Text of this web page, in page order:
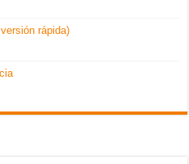
rápida)